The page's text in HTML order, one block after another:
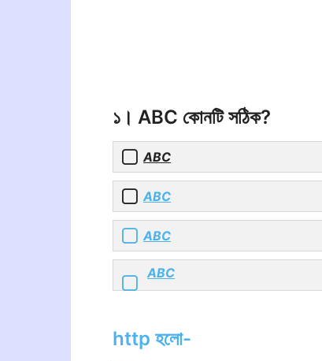
১। ABC কোনটি সঠিক?
ABC
ABC
ABC
ABC
http হলো-